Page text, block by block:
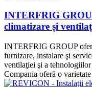
INTERFRIG
climatizare și
INTERFRIG GROUP
furnizare, instalare şi
ventilaţiei şi a
Compania oferă o